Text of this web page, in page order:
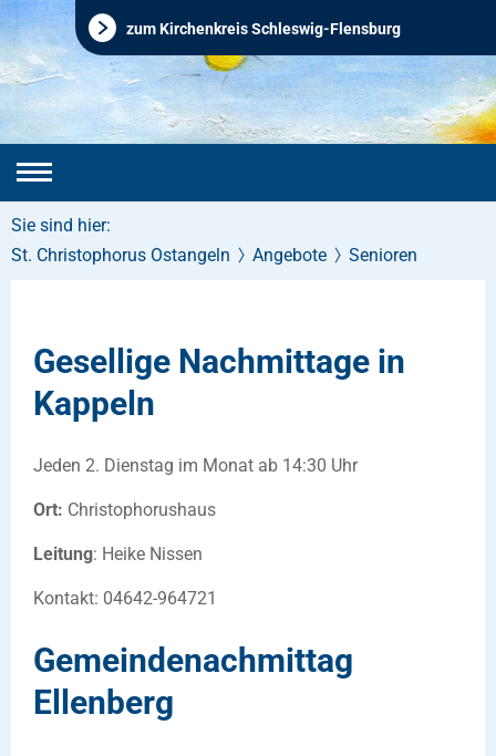
zum Kirchenkreis Schleswig-Flensburg
Sie sind hier:
St. Christophorus Ostangeln
Angebote Senioren
Gesellige Nachmittage in
Kappeln
Jeden 2. Dienstag im Monat ab 14:30 Uhr
Ort: Christophorushaus
Leitung: Heike Nissen
Kontakt: 04642-964721
Gemeindenachmittag
Ellenberg